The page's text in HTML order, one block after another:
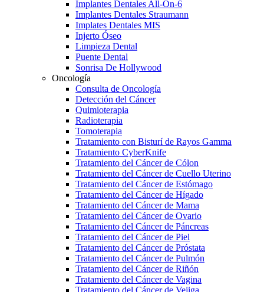
Implantes Dentales All-On-6
Implantes Dentales Straumann
Implates Dentales MIS
Injerto Óseo
Limpieza Dental
Puente Dental
Sonrisa De Hollywood
Oncología
Consulta de Oncología
Detección del Cáncer
Quimioterapia
Radioterapia
Tomoterapia
Tratamiento con Bisturí de Rayos Gamma
Tratamiento CyberKnife
Tratamiento del Cáncer de Cólon
Tratamiento del Cáncer de Cuello Uterino
Tratamiento del Cáncer de Estómago
Tratamiento del Cáncer de Hígado
Tratamiento del Cáncer de Mama
Tratamiento del Cáncer de Ovario
Tratamiento del Cáncer de Páncreas
Tratamiento del Cáncer de Piel
Tratamiento del Cáncer de Próstata
Tratamiento del Cáncer de Pulmón
Tratamiento del Cáncer de Riñón
Tratamiento del Cáncer de Vagina
Tratamiento del Cáncer de Vejiga